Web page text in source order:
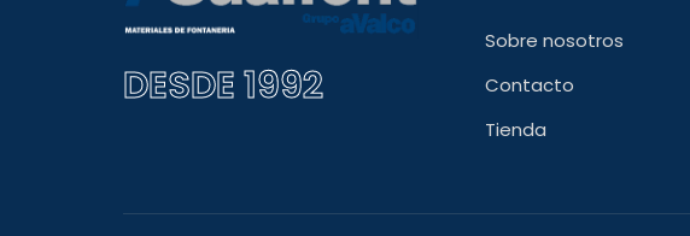
DESDE 1992
Sobre nosotros
Contacto
Tienda